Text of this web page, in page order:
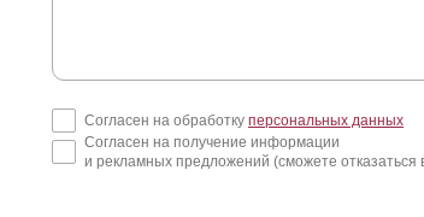
Согласен на обработку персональных данных
Согласен на получение информации
и рекламных предложений (сможете отказаться